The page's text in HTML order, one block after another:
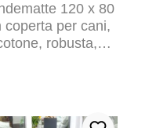
120 x 80
coperta per cani,
robusta,